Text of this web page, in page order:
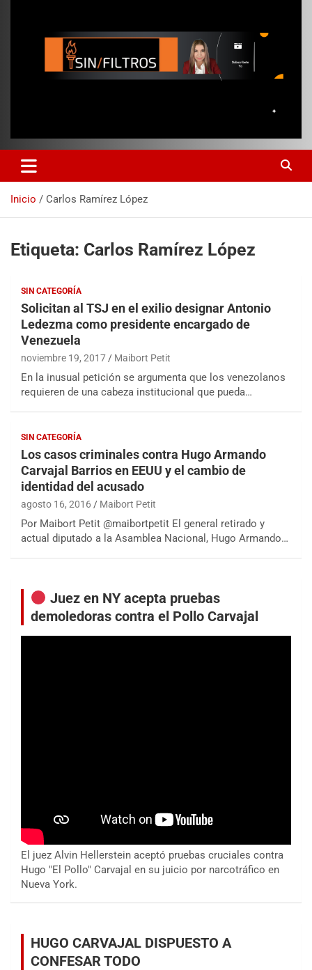
Inicio Carlos Ramírez López
Etiqueta: Carlos Ramírez López
SIN CATEGORÍA
Solicitan al TSJ en el exilio designar Antonio
Ledezma como presidente encargado de
Venezuela
noviembre 19, 2017 Maibort Petit
En la inusual petición se argumenta que los venezolanos
requieren de una cabeza institucional que pueda…
SIN CATEGORÍA
Los casos criminales contra Hugo Armando
Carvajal Barrios en EEUU y el cambio de
identidad del acusado
agosto 16, 2016 Maibort Petit
Por Maibort Petit @maibortpetit El general retirado y
actual diputado a la Asamblea Nacional, Hugo Armando…
Juez en NY acepta pruebas
demoledoras contra el Pollo Carvajal
El juez Alvin Hellerstein aceptó pruebas cruciales contra
Hugo "El Pollo" Carvajal en su juicio por narcotráfico en
Nueva York.
HUGO CARVAJAL DISPUESTO A
CONFESAR TODO